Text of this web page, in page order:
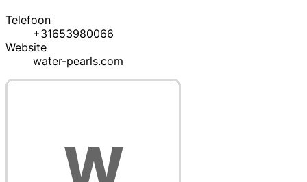
Telefoon
+31653980066
Website
water-pearls.com